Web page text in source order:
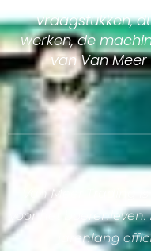
vraagstukken,
werken, de
van Van
Van Meer Trading
voor het
jarenlang